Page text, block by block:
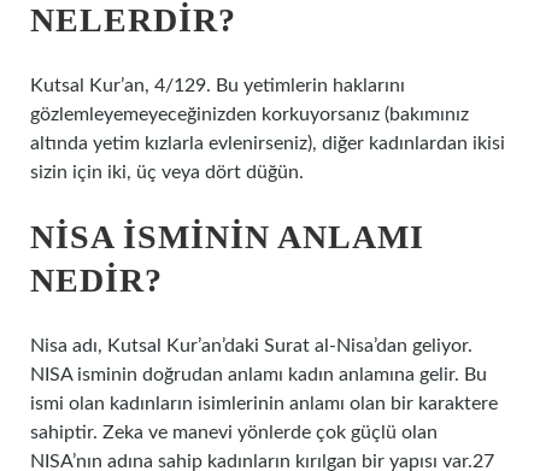
NELERDIR?
Kutsal Kur’an, 4/129. Bu yetimlerin haklarını
gözlemleyemeyeceğinizden korkuyorsanız (bakımınız
altında yetim kızlarla evlenirseniz), diğer kadınlardan ikisi
sizin için iki, üç veya dört düğün.
NISA ISMININ ANLAMI
NEDIR?
Nisa adı, Kutsal Kur’an’daki Surat al-Nisa’dan geliyor.
NISA isminin doğrudan anlamı kadın anlamına gelir. Bu
ismi olan kadınların isimlerinin anlamı olan bir karaktere
sahiptir. Zeka ve manevi yönlerde çok güçlü olan
NISA’nın adına sahip kadınların kırılgan bir yapısı var.27